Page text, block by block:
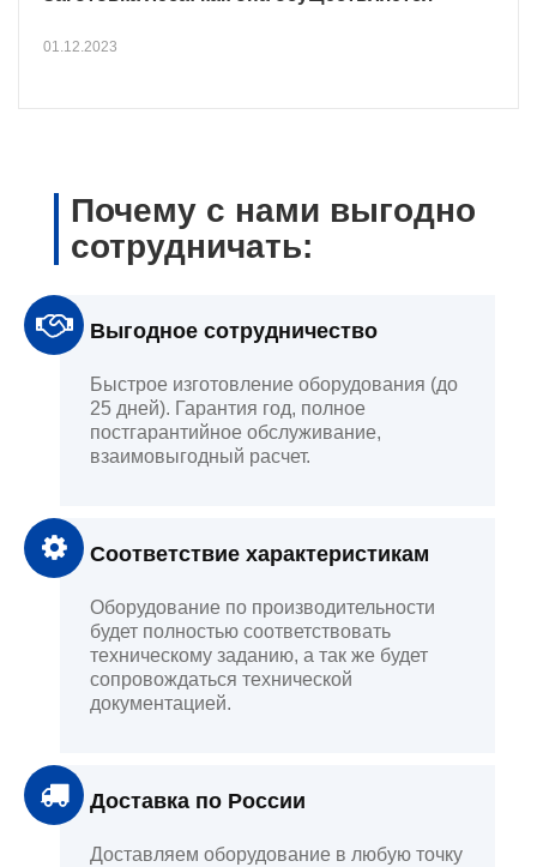
01.12.2023
Почему с нами выгодно
сотрудничать:
Выгодное сотрудничество
Быстрое изготовление оборудования (до
25 дней). Гарантия год, полное
постгарантийное обслуживание,
взаимовыгодный расчет.
Соответствие характеристикам
Оборудование по производительности
будет полностью соответствовать
техническому заданию, а так же будет
сопровождаться технической
документацией.
Доставка по России
Доставляем оборудование в любую точку